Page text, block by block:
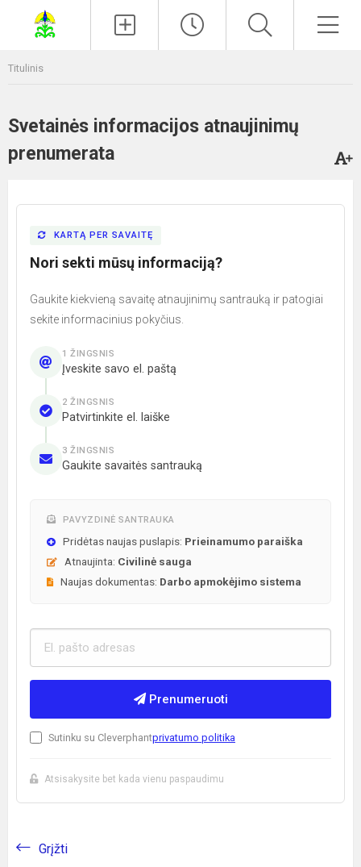
Titulinis
Svetainės informacijos atnaujinimų
prenumerata
KARTĄ PER SAVAITĘ
Nori sekti mūsų informaciją?
Gaukite kiekvieną savaitę atnaujinimų santrauką ir patogiai
sekite informacinius pokyčius.
1 ŽINGSNIS
Įveskite savo el. paštą
2 ŽINGSNIS
Patvirtinkite el. laiške
3 ŽINGSNIS
Gaukite savaitės santrauką
PAVYZDINĖ SANTRAUKA
Pridėtas naujas puslapis: Prieinamumo paraiška
Atnaujinta: Civilinė sauga
Naujas dokumentas: Darbo apmokėjimo sistema
Prenumeruoti
Sutinku su Cleverphantprivatumo politika
Atsisakysite bet kada vienu paspaudimu
Grįžti